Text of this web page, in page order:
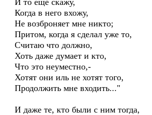
И то ещё скажу,
Когда в него вхожу,
Не возброняет мне никто;
Притом, когда я сделал уже то,
Считаю что должно,
Хоть даже думает и кто,
Что это неуместно,-
Хотят они иль не хотят того,
Продолжить мне входить..."
И даже те, кто были с ним тогда,